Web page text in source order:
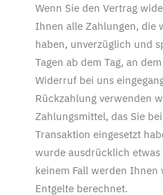
Wenn Sie den Vertrag
Ihnen alle Zahlungen, die
haben, unverzüglich und
Tagen ab dem Tag, an
Widerruf bei uns
Rückzahlung verwenden
Zahlungsmittel, das Sie
Transaktion eingesetzt
wurde ausdrücklich
keinem Fall werden Ihnen
Entgelte berechnet.